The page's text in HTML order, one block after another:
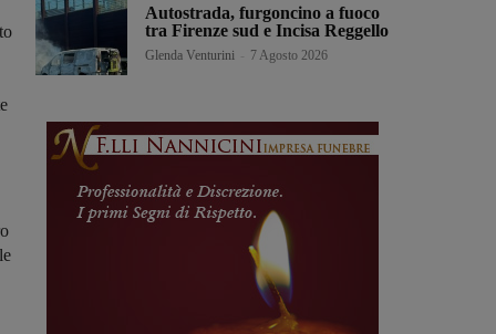
Autostrada, furgoncino a fuoco
tra Firenze sud e Incisa Reggello
Glenda Venturini 7 Agosto 2026